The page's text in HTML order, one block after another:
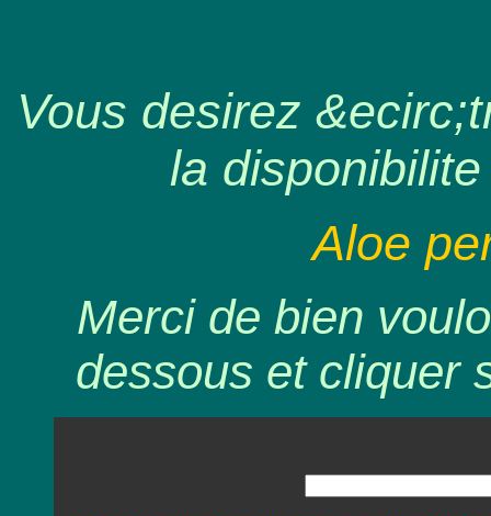
Vous desirez
la
Aloe
Merci de bien
dessous et cliquer